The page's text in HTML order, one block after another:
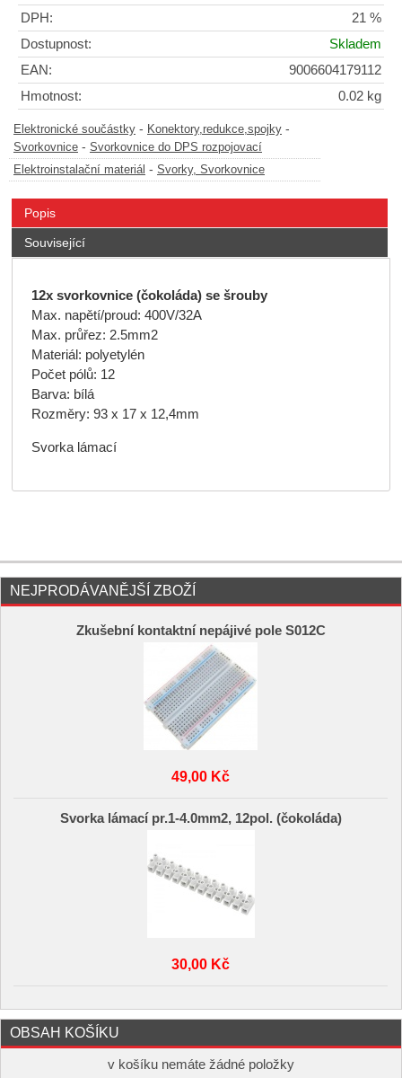
DPH:
21 %
Dostupnost:
Skladem
EAN:
9006604179112
Hmotnost:
0.02 kg
Elektronické součástky - Konektory,redukce,spojky -
Svorkovnice - Svorkovnice do DPS rozpojovací
Elektroinstalační materiál - Svorky, Svorkovnice
Popis
Související
12x svorkovnice (čokoláda) se šrouby
Max. napětí/proud: 400V/32A
Max. průřez: 2.5mm2
Materiál: polyetylén
Počet pólů: 12
Barva: bílá
Rozměry: 93 x 17 x 12,4mm
Svorka lámací
NEJPRODÁVANĚJŠÍ ZBOŽÍ
Zkušební kontaktní nepájivé pole S012C
49,00 Kč
Svorka lámací pr.1-4.0mm2, 12pol. (čokoláda)
30,00 Kč
OBSAH KOŠÍKU
v košíku nemáte žádné položky